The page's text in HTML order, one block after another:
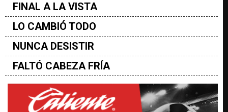
FINAL A LA VISTA
LO CAMBIÓ TODO
NUNCA DESISTIR
FALTÓ CABEZA FRÍA